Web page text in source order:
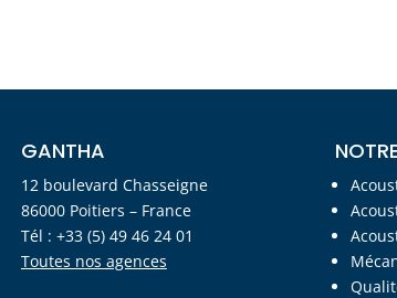
GANTHA
12 boulevard Chasseigne
86000 Poitiers – France
Tél : +33 (5) 49 46 24 01
Toutes nos agences